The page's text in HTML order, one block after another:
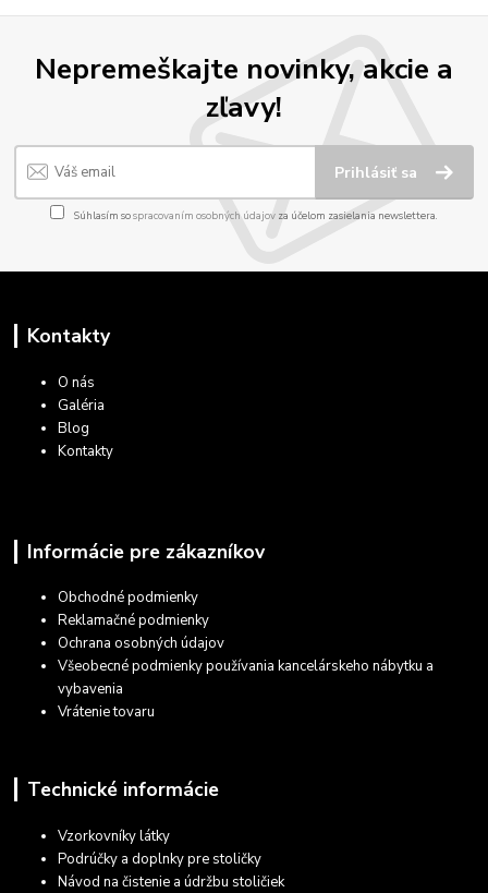
Nepremeškajte novinky, akcie a
zľavy!
Prihlásiť sa
Súhlasím sospracovaním osobných údajov za účelom zasielania newslettera.
Kontakty
O nás
Galéria
Blog
Kontakty
Informácie pre zákazníkov
Obchodné podmienky
Reklamačné podmienky
Ochrana osobných údajov
Všeobecné podmienky používania kancelárskeho nábytku a
vybavenia
Vrátenie tovaru
Technické informácie
Vzorkovníky látky
Podrúčky a doplnky pre stoličky
Návod na čistenie a údržbu stoličiek